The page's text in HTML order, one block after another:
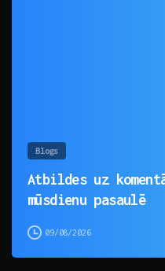
Blogs
Atbildes uz
mūsdienu pasaulē
09/08/2026